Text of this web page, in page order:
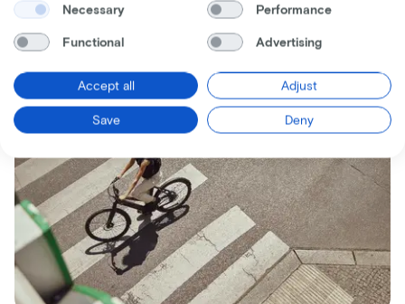
Necessary Performance
Functional Advertising
Accept all Adjust
Save Deny